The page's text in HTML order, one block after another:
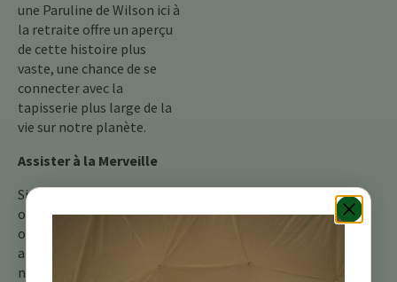
une Paruline de Wilson ici à
la retraite offre un aperçu
de cette histoire plus
vaste, une chance de se
connecter avec la
tapisserie plus large de la
vie sur notre planète.
Assister à la Merveille
Si vous êtes un
ornithologue passionné
ou simplement un
amateur de la beauté de la
nature, la Paruline de